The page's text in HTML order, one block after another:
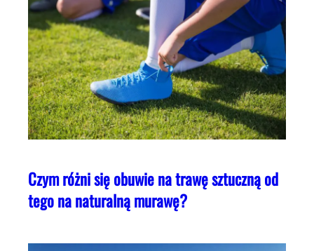
Czym różni się obuwie na trawę sztuczną od
tego na naturalną murawę?